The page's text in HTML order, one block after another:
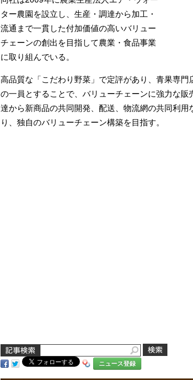
ター農園を設立し、生産・調達から加工・
流通まで一貫した付加価値の高いバリュー
チェーンの創出を目指して農業・食品事業
に取り組んでいる。
高品質な「こだわり野菜」で定評があり、青果専
の一員とすることで、バリューチェーンに強力な
達から新商品の共同開発、配送、物流網の共同利用
り、独自のバリューチェーン構築を目指す。
ニュース登録